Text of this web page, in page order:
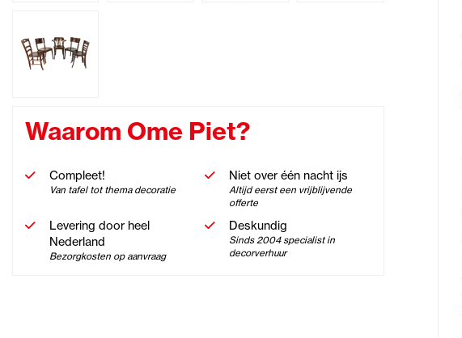
Waarom Ome Piet?
Compleet!
Van tafel tot thema decoratie
Niet over één nacht ijs
Altijd eerst een vrijblijvende
offerte
Levering door heel
Nederland
Bezorgkosten op aanvraag
Deskundig
Sinds 2004 specialist in
decorverhuur